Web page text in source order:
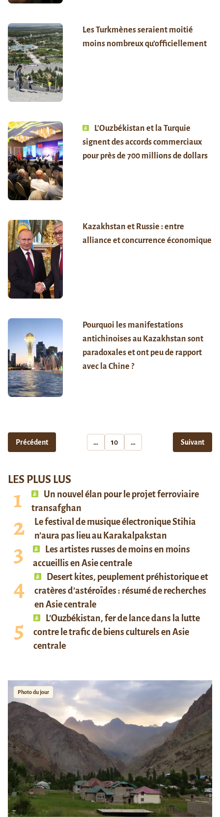
Les Turkmènes seraient moitié
moins nombreux qu’officiellement
L’Ouzbékistan et la Turquie
signent des accords commerciaux
pour près de 700 millions de dollars
Kazakhstan et Russie : entre
alliance et concurrence économique
Pourquoi les manifestations
antichinoises au Kazakhstan sont
paradoxales et ont peu de rapport
avec la Chine ?
Précédent … 10 … Suivant
LES PLUS LUS
Un nouvel élan pour le projet ferroviaire
transafghan
Le festival de musique électronique Stihia
n’aura pas lieu au Karakalpakstan
Les artistes russes de moins en moins
accueillis en Asie centrale
Desert kites, peuplement préhistorique et
cratères d’astéroïdes : résumé de recherches
en Asie centrale
L’Ouzbékistan, fer de lance dans la lutte
contre le trafic de biens culturels en Asie
centrale
Photo du jour